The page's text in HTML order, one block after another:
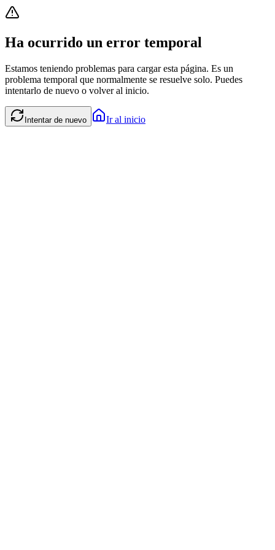
Ha ocurrido un error temporal
Estamos teniendo problemas para cargar esta página. Es un
problema temporal que normalmente se resuelve solo. Puedes
intentarlo de nuevo o volver al inicio.
Intentar de nuevo Ir al inicio